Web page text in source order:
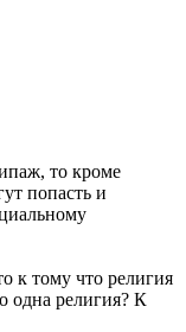
то кроме
попасть и
тому что религия
одна религия? К